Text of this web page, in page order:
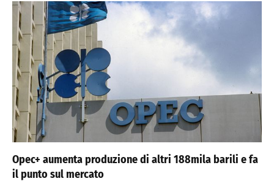
Opec+ aumenta produzione di altri 188mila barili e fa
il punto sul mercato